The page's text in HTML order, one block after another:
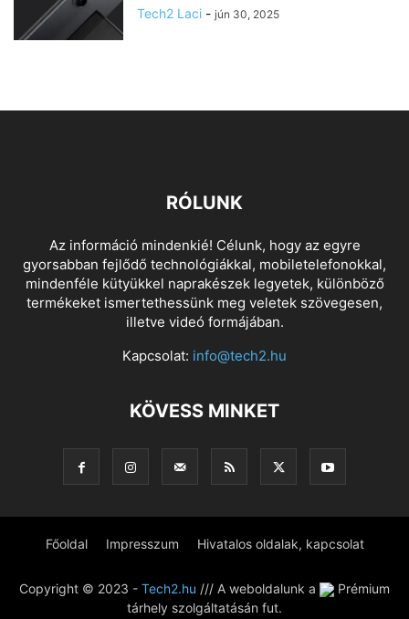
Tech2 Laci - jún 30, 2025
RÓLUNK
Az információ mindenkié! Célunk, hogy az egyre
gyorsabban fejlődő technológiákkal, mobiletelefonokkal,
mindenféle kütyükkel naprakészek legyetek, különböző
termékeket ismertethessünk meg veletek szövegesen,
illetve videó formájában.
Kapcsolat: info@tech2.hu
KÖVESS MINKET
Főoldal Impresszum Hivatalos oldalak, kapcsolat
Copyright © 2023 - Tech2.hu /// A weboldalunk a
Prémium
tárhely szolgáltatásán fut.